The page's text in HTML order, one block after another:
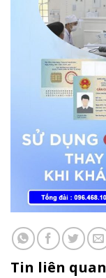
Tin liên quan